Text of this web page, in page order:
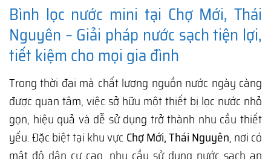
Bình lọc nước mini tại Chợ Mới, Thái
Nguyên – Giải pháp nước sạch tiện lợi,
tiết kiệm cho mọi gia đình
Trong thời đại mà chất lượng nguồn nước ngày càng
được quan tâm, việc sở hữu một thiết bị lọc nước nhỏ
gọn, hiệu quả và dễ sử dụng trở thành nhu cầu thiết
yếu. Đặc biệt tại khu vực Chợ Mới, Thái Nguyên, nơi có